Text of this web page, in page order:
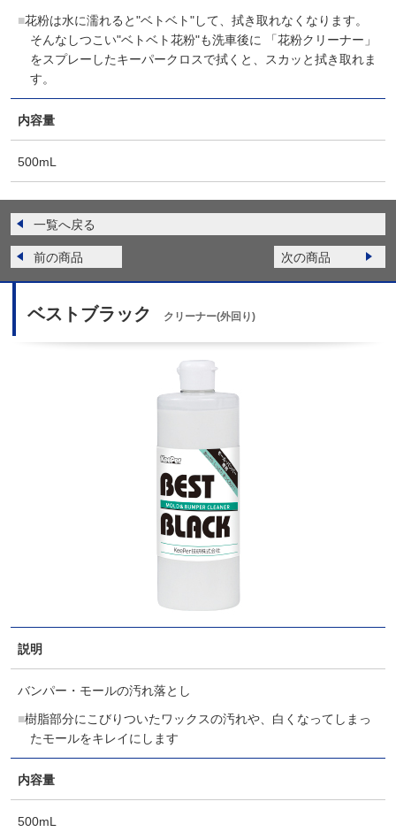
花粉は水に濡れると"ベトベト"して、拭き取れなくなります。
そんなしつこい"ベトベト花粉"も洗車後に 「花粉クリーナー」
をスプレーしたキーパークロスで拭くと、スカッと拭き取れま
す。
内容量
500mL
一覧へ戻る
前の商品 次の商品
ベストブラック クリーナー(外回り)
説明
バンパー・モールの汚れ落とし
樹脂部分にこびりついたワックスの汚れや、白くなってしまっ
たモールをキレイにします
内容量
500mL